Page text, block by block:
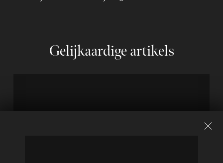
Gelijkaardige artikels